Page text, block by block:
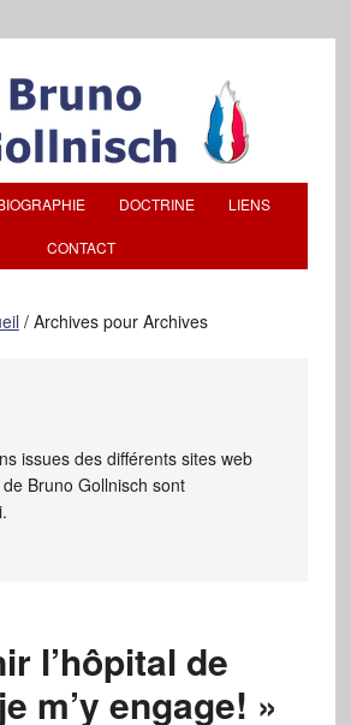
DOCTRINE LIENS
CONTACT
/Archives pour Archives
issues des différents sites web
Bruno Gollnisch sont
l’hôpital de
m’y engage! »